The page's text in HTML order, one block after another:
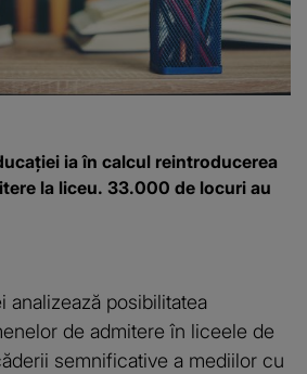
ia în calcul reintroducerea
la liceu. 33.000 de locuri au
analizează posibilitatea
de admitere în liceele de
semnificative a mediilor cu